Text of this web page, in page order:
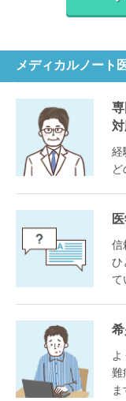
メディカルノート
経
信
ひ
て
難
ま